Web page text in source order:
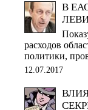
В
расходов
политики,
12.07.2017